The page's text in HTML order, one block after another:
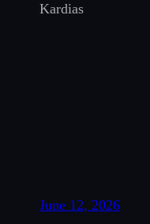
Kardias
June 12, 2026